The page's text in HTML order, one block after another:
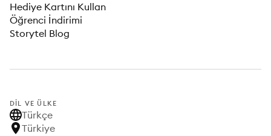
Hediye Kartını Kullan
Öğrenci İndirimi
Storytel Blog
DIL VE ÜLKE
Türkçe
Türkiye